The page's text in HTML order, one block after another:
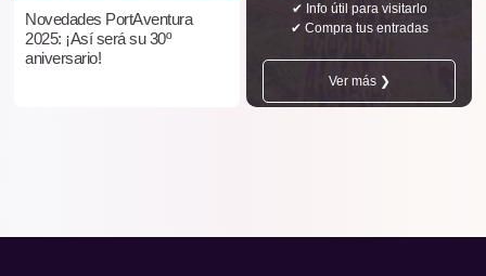
Novedades PortAventura
2025: ¡Así será su 30º
aniversario!
✔ Info útil para visitarlo
✔ Compra tus entradas
Ver más ❯